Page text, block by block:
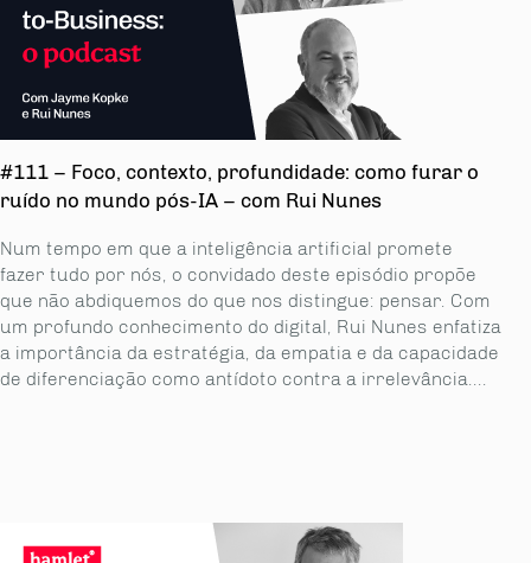
#111 – Foco, contexto, profundidade: como furar o
ruído no mundo pós-IA – com Rui Nunes
Num tempo em que a inteligência artificial promete
fazer tudo por nós, o convidado deste episódio propõe
que não abdiquemos do que nos distingue: pensar. Com
um profundo conhecimento do digital, Rui Nunes enfatiza
a importância da estratégia, da empatia e da capacidade
de diferenciação como antídoto contra a irrelevância....